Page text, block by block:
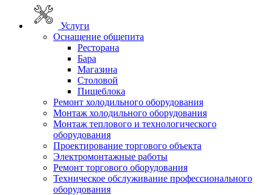
Услуги
Оснащение общепита
Ресторана
Бара
Магазина
Столовой
Пищеблока
Ремонт холодильного оборудования
Монтаж холодильного оборудования
Монтаж теплового и технологического
оборудования
Проектирование торгового объекта
Электромонтажные работы
Ремонт торгового оборудования
Техническое обслуживание профессионального
оборудования